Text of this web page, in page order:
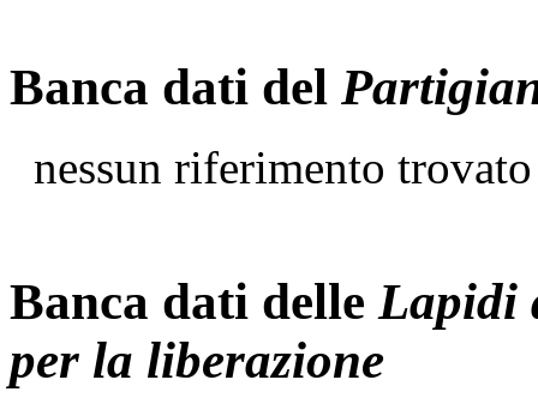
Banca dati del
nessun riferimento trovato
Banca dati delle Lapidi
per la liberazione